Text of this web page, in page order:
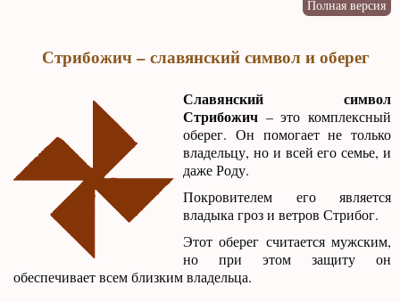
Стрибожич – славянский символ и оберег
Славянский символ
Стрибожич – это комплексный
оберег. Он помогает не только
владельцу, но и всей его семье, и
даже Роду.
Покровителем его является
владыка гроз и ветров Стрибог.
Этот оберег считается мужским,
но при этом защиту он
обеспечивает всем близким владельца.